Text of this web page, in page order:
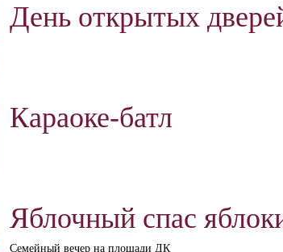
День открытых
Караоке-батл
Яблочный спас
Семейный вечер на площади ДК